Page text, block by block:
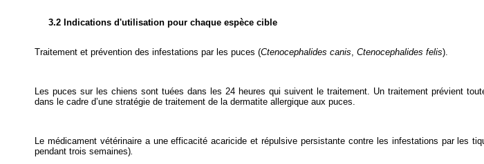
3.2 Indications d'utilisation pour chaque espèce cible
Traitement et prévention des infestations par les puces (Ctenocephalides canis, Ctenocephalides felis).
Les puces sur les chiens sont tuées dans les 24 heures qui suivent le traitement. Un traitement prévient
dans le cadre d’une stratégie de traitement de la dermatite allergique aux puces.
Le médicament vétérinaire a une efficacité acaricide et répulsive persistante contre les infestations par les
pendant trois semaines)